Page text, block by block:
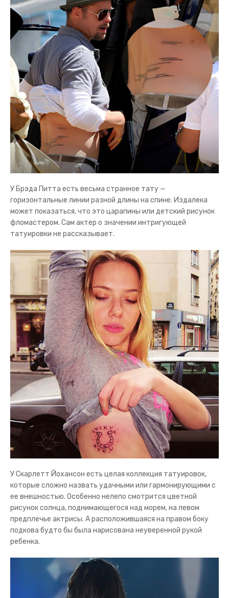
У Брэда Питта есть весьма странное тату —
горизонтальные линии разной длины на спине. Издалека
может показаться, что это царапины или детский рисунок
фломастером. Сам актер о значении интригующей
татуировки не рассказывает.
У Скарлетт Йохансон есть целая коллекция татуировок,
которые сложно назвать удачными или гармонирующими с
ее внешностью. Особенно нелепо смотрится цветной
рисунок солнца, поднимающегося над морем, на левом
предплечье актрисы. А расположившаяся на правом боку
подкова будто бы была нарисована неуверенной рукой
ребенка.